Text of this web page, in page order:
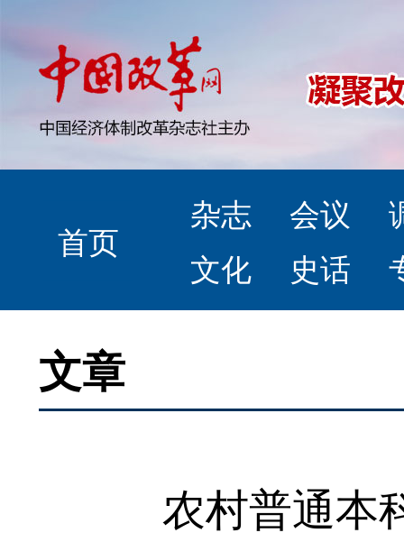
首页
杂志 会议
文化
史话
文章
农村普通本